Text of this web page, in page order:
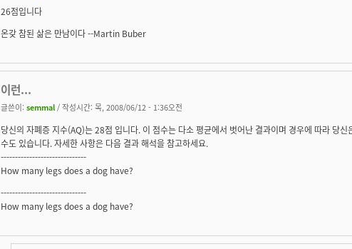
26점입니다
온갖 참된 삶은 만남이다 --Martin Buber
이런...
글쓴이: semmal / 작성시간: 목, 2008/06/12 - 1:36오전
당신의 자폐증 지수(AQ)는 28점 입니다. 이 점수는 다소 평균에서 벗어난 결과이며 경우에 따라 당신
수도 있습니다. 자세한 사항은 다음 결과 해석을 참고하세요.
------------------------------
How many legs does a dog have?
------------------------------
How many legs does a dog have?